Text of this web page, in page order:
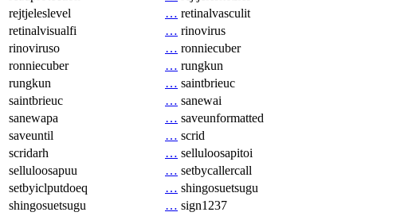
rejtjeleslevel
… retinalvasculit
retinalvisualfi
… rinovirus
rinoviruso
… ronniecuber
ronniecuber
… rungkun
rungkun
… saintbrieuc
saintbrieuc
… sanewai
sanewapa
… saveunformatted
saveuntil
… scrid
scridarh
… selluloosapitoi
selluloosapuu
… setbycallercall
setbyiclputdoeq
… shingosuetsugu
shingosuetsugu
… sign1237